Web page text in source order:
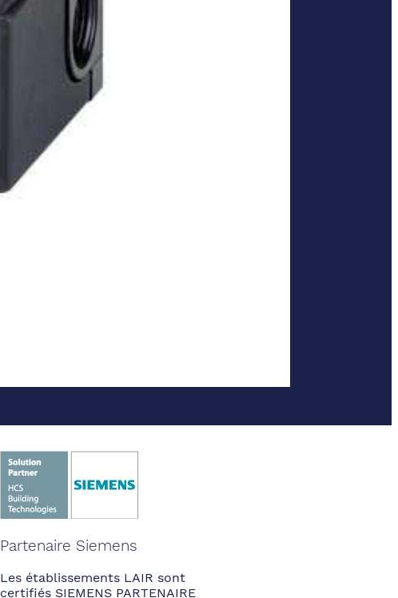
Partenaire Siemens
Les établissements LAIR sont
certifiés SIEMENS PARTENAIRE